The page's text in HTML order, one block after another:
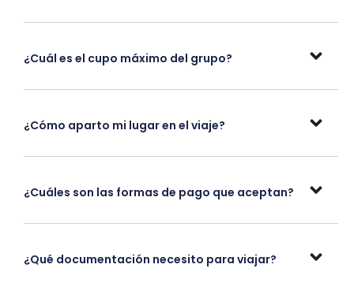
¿Cuál es el cupo máximo del grupo?
¿Cómo aparto mi lugar en el viaje?
¿Cuáles son las formas de pago que aceptan?
¿Qué documentación necesito para viajar?